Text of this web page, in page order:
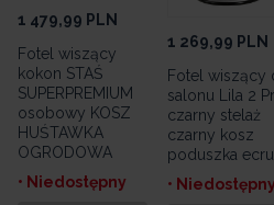
1 479,99 PLN
Fotel wiszący
kokon STAŚ
SUPERPREMIUM
osobowy KOSZ
HUŚTAWKA
OGRODOWA
• Niedostępny
1 269,99 PLN
Fotel wiszący
salonu Lila 2
czarny stelaż
czarny kosz
poduszka ecru
• Niedostępny